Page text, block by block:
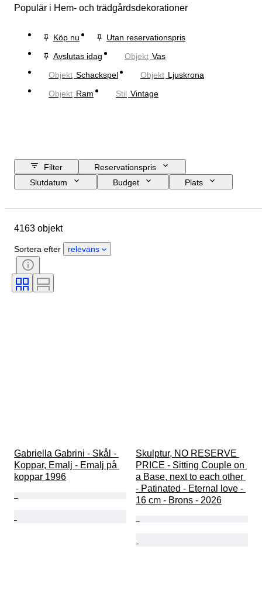
Populär i Hem- och trädgårdsdekorationer
Köp nu
Utan reservationspris
Avslutas idag
Objekt Vas
Objekt Schackspel Objekt Ljuskrona
Objekt Ram Stil Vintage
Filter
Reservationspris
Slutdatum
Budget
Plats
Material
Certifiering
Teknik
Signatur
Urverk
Odlingsstil
4163 objekt
Sortera efter relevans
Gabriella Gabrini - Skål -
Koppar, Emalj - Emalj på
koppar 1996
Skulptur, NO RESERVE
PRICE - Sitting Couple on
a Base, next to each other
- Patinated - Eternal love -
16 cm - Brons - 2026